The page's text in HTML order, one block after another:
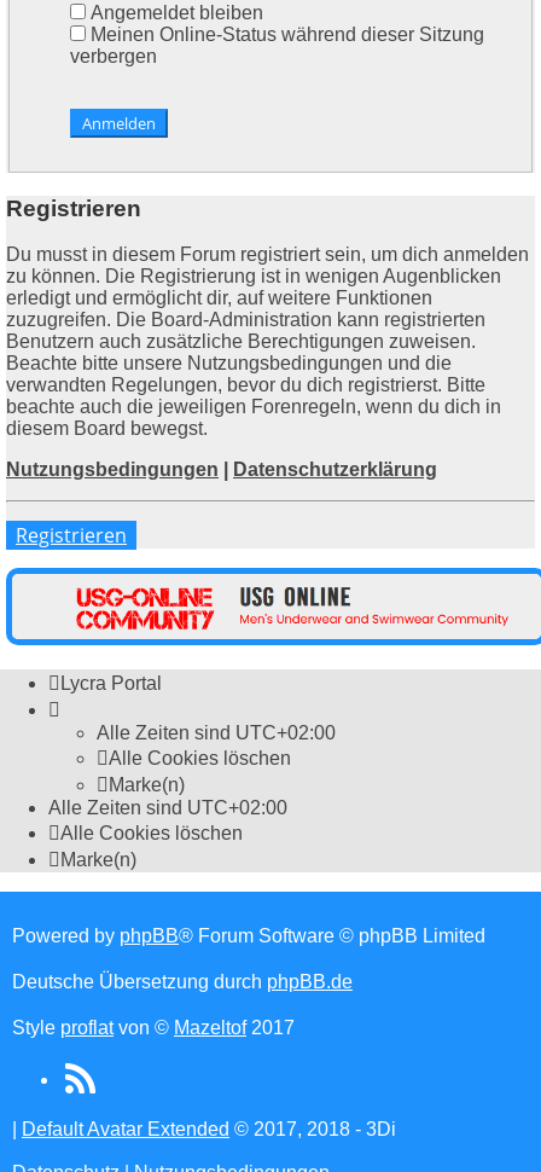
Angemeldet bleiben
Meinen Online-Status während dieser Sitzung
verbergen
Registrieren
Du musst in diesem Forum registriert sein, um dich anmelden
zu können. Die Registrierung ist in wenigen Augenblicken
erledigt und ermöglicht dir, auf weitere Funktionen
zuzugreifen. Die Board-Administration kann registrierten
Benutzern auch zusätzliche Berechtigungen zuweisen.
Beachte bitte unsere Nutzungsbedingungen und die
verwandten Regelungen, bevor du dich registrierst. Bitte
beachte auch die jeweiligen Forenregeln, wenn du dich in
diesem Board bewegst.
Nutzungsbedingungen
Datenschutzerklärung
Registrieren
Lycra Portal
Alle Zeiten sind UTC+02:00
Alle Cookies löschen
Marke(n)
Alle Zeiten sind UTC+02:00
Alle Cookies löschen
Marke(n)
Powered by phpBB® Forum Software © phpBB Limited
Deutsche Übersetzung durch phpBB.de
Style proflatvon © Mazeltof2017
RSS
(Opens
Default Avatar Extended © 2017, 2018 - 3Di